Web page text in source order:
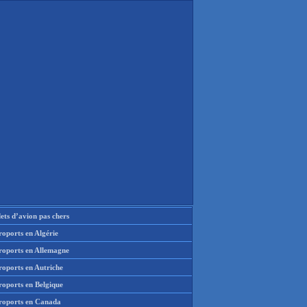
d’avion pas chers
en Algérie
en Allemagne
en Autriche
en Belgique
en Canada